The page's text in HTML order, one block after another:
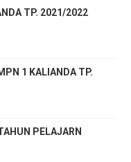
TP. 2021/2022
1 KALIANDA TP.
PELAJARN